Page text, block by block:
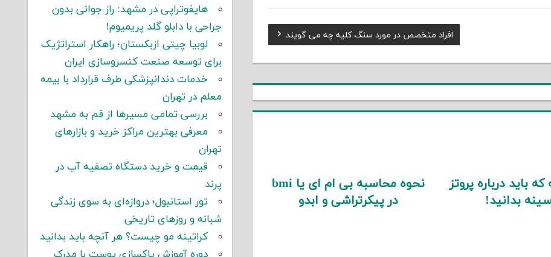
Next
Post:
افراد متخصص در مورد سنگ کلیه چه می گویند
باید درباره پروتز
بدانید!
نحوه محاسبه بی ام ای یا bmi
در پیکرتراشی و ابدو
هایفوتراپی در مشهد: راز جوانی بدون
جراحی با دابلو گلد پریمیوم!
لوبیا چیتی ازبکستان؛ راهکار استراتژیک
برای توسعه صنعت کنسروسازی ایران
خدمات دندانپزشکی طرف قرارداد با بیمه
معلم در تهران
بررسی تمامی مسیرها از قم به مشهد
معرفی بهترین مراکز خرید و بازارهای
تهران
قیمت و خرید دستگاه تصفیه آب در
پرند
تور استانبول؛ دروازه‌ای به سوی زندگی
شبانه و روزهای تاریخی
کراتینه مو چیست؟ هر آنچه باید بدانید